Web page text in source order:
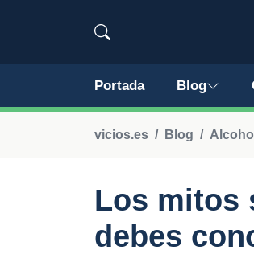
Portada Blog
vicios.es Blog Alcohol
Los mitos
debes